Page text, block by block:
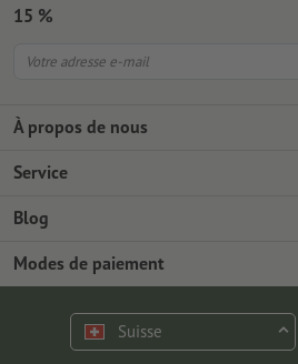
À propos de nous
L'entreprise
Protection de l'environnement
Service
Modes de paiement
Expédition
Programme Premium
Blog
Tutoriels Photoshop
Polices & Fonts gratuits
Modes de paiement
15 %
Suisse